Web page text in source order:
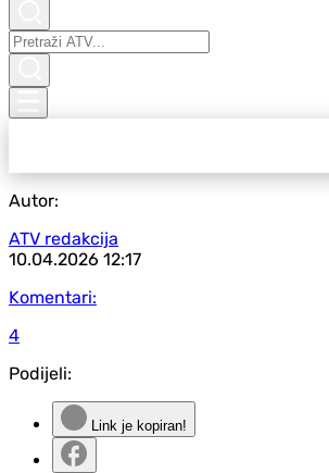
Autor:
ATV redakcija
10.04.2026 12:17
Komentari:
4
Podijeli:
Link je kopiran!